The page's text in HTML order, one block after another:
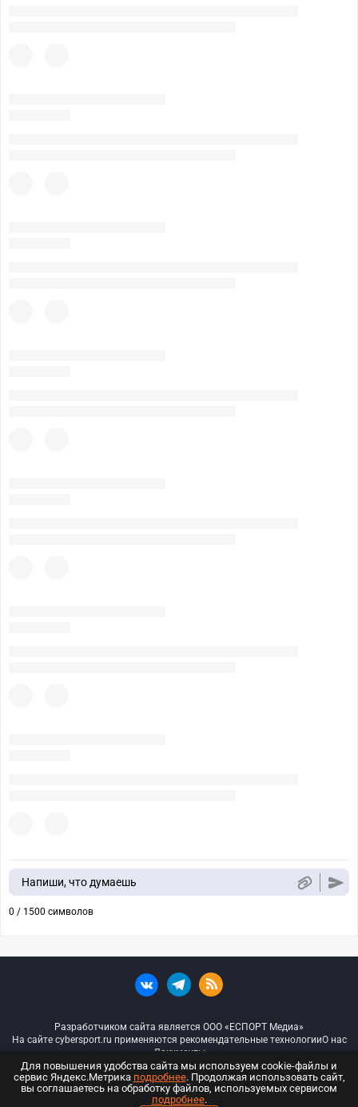
Напиши, что думаешь
0 / 1500 символов
Разработчиком сайта является ООО «ЕСПОРТ Медиа»
На сайте cybersport.ru применяются рекомендательные технологииО нас
Документы
© ООО «Киберспорт.ру» — Все права защищены
Для повышения удобства сайта мы используем cookie-файлы и
сервис Яндекс.Метрика подробнее. Продолжая использовать сайт,
вы соглашаетесь на обработку файлов, используемых сервисом
подробнее.